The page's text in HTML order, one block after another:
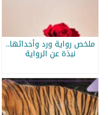
ملخص رواية ورد وأحداثها..
نبذة عن الرواية